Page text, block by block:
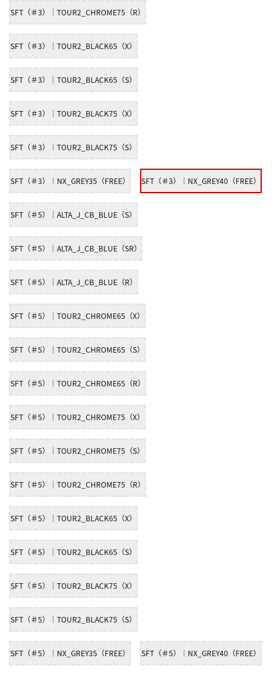
SFT（＃3）｜TOUR2_CHROME75（R）
SFT（＃3）｜TOUR2_BLACK65（X）
SFT（＃3）｜TOUR2_BLACK65（S）
SFT（＃3）｜TOUR2_BLACK75（X）
SFT（＃3）｜TOUR2_BLACK75（S）
SFT（＃3）｜NX_GREY35（FREE） SFT（＃3）｜NX_GREY40（FREE）
SFT（＃5）｜ALTA_J_CB_BLUE（S）
SFT（＃5）｜ALTA_J_CB_BLUE（SR）
SFT（＃5）｜ALTA_J_CB_BLUE（R）
SFT（＃5）｜TOUR2_CHROME65（X）
SFT（＃5）｜TOUR2_CHROME65（S）
SFT（＃5）｜TOUR2_CHROME65（R）
SFT（＃5）｜TOUR2_CHROME75（X）
SFT（＃5）｜TOUR2_CHROME75（S）
SFT（＃5）｜TOUR2_CHROME75（R）
SFT（＃5）｜TOUR2_BLACK65（X）
SFT（＃5）｜TOUR2_BLACK65（S）
SFT（＃5）｜TOUR2_BLACK75（X）
SFT（＃5）｜TOUR2_BLACK75（S）
SFT（＃5）｜NX_GREY35（FREE） SFT（＃5）｜NX_GREY40（FREE）